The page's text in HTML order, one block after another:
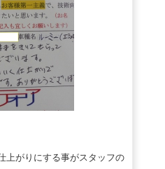
上がりにする事がスタッフの